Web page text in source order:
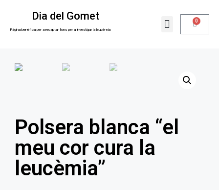
Dia del Gomet
Pàgina benèfica per a recaptar fons per a investigar la leucèmia
0
Polsera blanca “el
meu cor cura la
leucèmia”